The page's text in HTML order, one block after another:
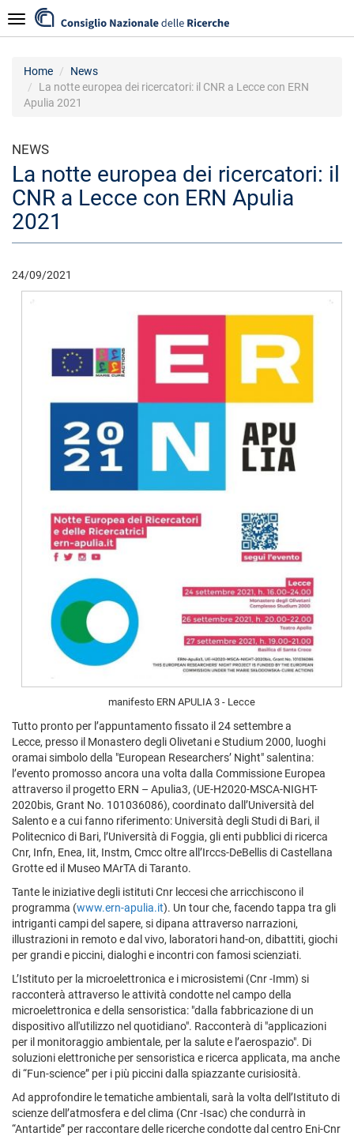
to
main
Navigazione
Home
News
La notte europea dei ricercatori: il CNR a Lecce con ERN
Apulia 2021
NEWS
La notte europea dei ricercatori: il
CNR a Lecce con ERN Apulia
2021
24/09/2021
manifesto ERN APULIA 3 - Lecce
Tutto pronto per l’appuntamento fissato il 24 settembre a
Lecce, presso il Monastero degli Olivetani e Studium 2000, luoghi
oramai simbolo della "European Researchers’ Night" salentina:
l’evento promosso ancora una volta dalla Commissione Europea
attraverso il progetto ERN – Apulia3, (UE-H2020-MSCA-NIGHT-
2020bis, Grant No. 101036086), coordinato dall’Università del
Salento e a cui fanno riferimento: Università degli Studi di Bari, il
Politecnico di Bari, l’Università di Foggia, gli enti pubblici di ricerca
Cnr, Infn, Enea, Iit, Instm, Cmcc oltre all’Irccs-DeBellis di Castellana
Grotte ed il Museo MArTA di Taranto.
Tante le iniziative degli istituti Cnr leccesi che arricchiscono il
programma (www.ern-apulia.it). Un tour che, facendo tappa tra gli
intriganti campi del sapere, si dipana attraverso narrazioni,
illustrazioni in remoto e dal vivo, laboratori hand-on, dibattiti, giochi
per grandi e piccini, dialoghi e incontri con famosi scienziati.
L’Istituto per la microelettronica e i microsistemi (Cnr -Imm) si
racconterà attraverso le attività condotte nel campo della
microelettronica e della sensoristica: "dalla fabbricazione di un
dispositivo all'utilizzo nel quotidiano". Racconterà di "applicazioni
per il monitoraggio ambientale, per la salute e l’aerospazio". Di
soluzioni elettroniche per sensoristica e ricerca applicata, ma anche
di “Fun-science” per i più piccini dalla spiazzante curisiosità.
Ad approfondire le tematiche ambientali, sarà la volta dell’Istituto di
scienze dell’atmosfera e del clima (Cnr -Isac) che condurrà in
“Antartide” per raccontare delle ricerche condotte dal centro Eni-Cnr